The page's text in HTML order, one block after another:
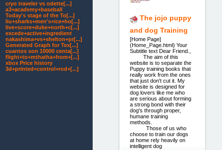
The jojo puppy
and dog Training
[Home Page]
(Home_Page.html) Your
Subtitle text Dear Friend.,
The aim of this
website is to separate the
Puppy training books that
really work from the ones
that just don't cut it. My
website is designed for
dog lovers like me who
are serious about forming
a strong bond with their
dog's through proper,
humane training
methods.
Those of us who
choose to train our dogs
at home rely heavily on
intelligent dog
cryo traveler vs odette[...]
a3+academy+baseball
Today's stage of the To[...]
liu+sharks+men's+ice+ho[...]
live+score+duke+north+c[...]
excede+active+ingredient
nakashima+vs+shelton+pr[...]
Generated Graph for Tex[...]
cuantos son 10000 centa[...]
flight+to+mthatha+from+[...]
xbox Price history
3d+printed+control+rod+[...]